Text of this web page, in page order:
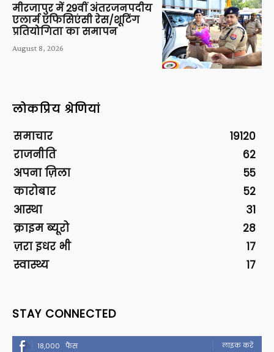
मीरजापुर में 29वीं अंतरजनपदीय
एलार्म एफिसिएंसी रेस/शूटिंग
प्रतियोगिता का समापन
August 8, 2026
लोकप्रिय श्रेणियां
समाचार
19120
राजनीति
62
अपना ज़िला
55
कारोबार
52
आस्था
31
क्राइम ब्यूरो
28
ज़रा इधर भी
17
स्वास्थ्य
17
STAY CONNECTED
18,000 फैंस लाइक करें